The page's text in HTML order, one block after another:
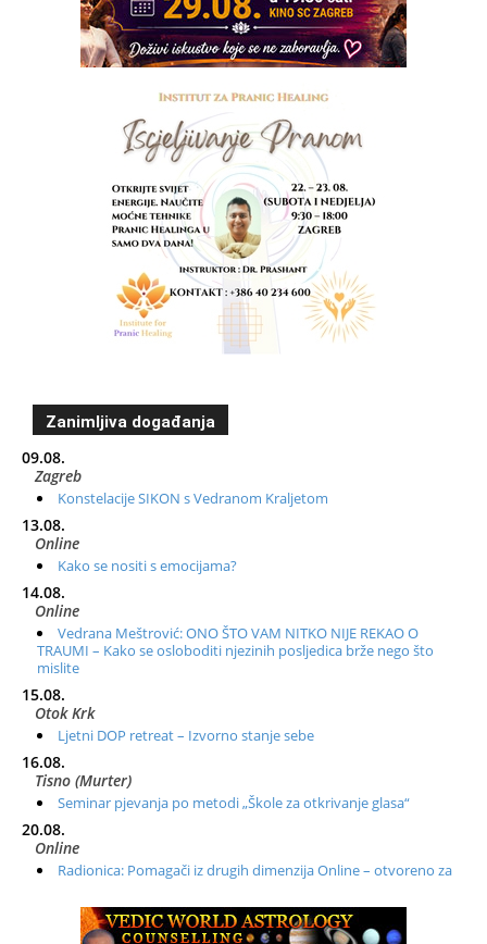
Zanimljiva događanja
09.08.
Zagreb
Konstelacije SIKON s Vedranom Kraljetom
13.08.
Online
Kako se nositi s emocijama?
14.08.
Online
Vedrana Meštrović: ONO ŠTO VAM NITKO NIJE REKAO O
TRAUMI – Kako se osloboditi njezinih posljedica brže nego što
mislite
15.08.
Otok Krk
Ljetni DOP retreat – Izvorno stanje sebe
16.08.
Tisno (Murter)
Seminar pjevanja po metodi „Škole za otkrivanje glasa“
20.08.
Online
Radionica: Pomagači iz drugih dimenzija Online – otvoreno za
Zagreb+Online